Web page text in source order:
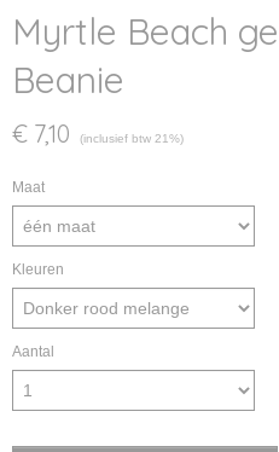
Myrtle Beach
Beanie
€ 7,10 (inclusief btw 21%)
Maat
Kleuren
Aantal